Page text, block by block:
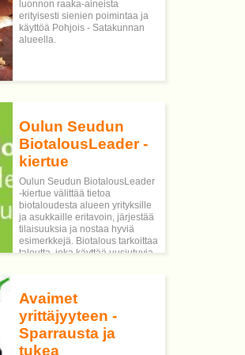
perustuvassa biotalouden
liiketoiminnassa, myös uusilla
osa-alueilla, kuten
luonnon raaka-aineista
erityisesti sienien poimintaa ja
käyttöä Pohjois - Satakunnan
alueella.
Oulun Seudun
BiotalousLeader -
kiertue
Oulun Seudun BiotalousLeader
-kiertue välittää tietoa
biotaloudesta alueen yrityksille
ja asukkaille eritavoin, järjestää
tilaisuuksia ja nostaa hyviä
esimerkkejä. Biotalous tarkoittaa
taloutta, joka käyttää uusiutuvia
kestävän kehityksen
periaatteiden mukaisesti.
Avaimet
yrittäjyyteen -
Sparrausta ja
tukea